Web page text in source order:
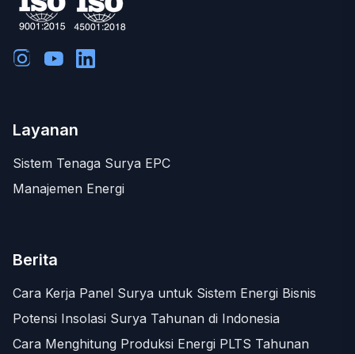
Layanan
Sistem Tenaga Surya EPC
Manajemen Energi
Berita
Cara Kerja Panel Surya untuk Sistem Energi Bisnis
Potensi Insolasi Surya Tahunan di Indonesia
Cara Menghitung Produksi Energi PLTS Tahunan